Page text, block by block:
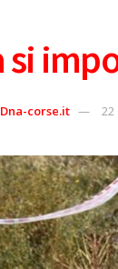
corse.it 22